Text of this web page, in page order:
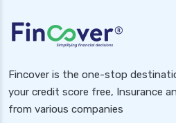
Fincover is the one-stop
your credit score free, Insurance
from various companies